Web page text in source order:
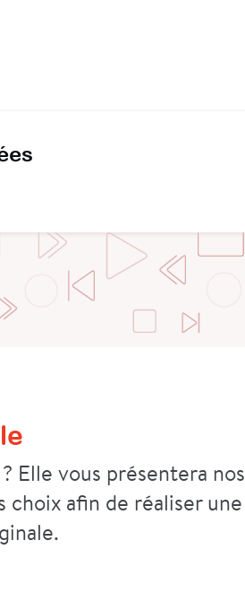
Elle vous présentera nos
afin de réaliser une